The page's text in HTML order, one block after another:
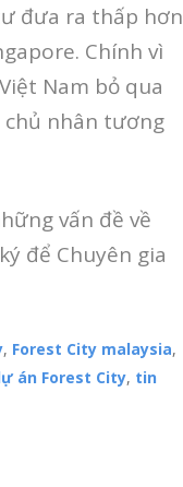
đưa ra thấp hơn
Chính vì
Nam bỏ qua
chủ nhân tương
vấn đề về
để Chuyên gia
, Forest City malaysia,
án Forest City, tin